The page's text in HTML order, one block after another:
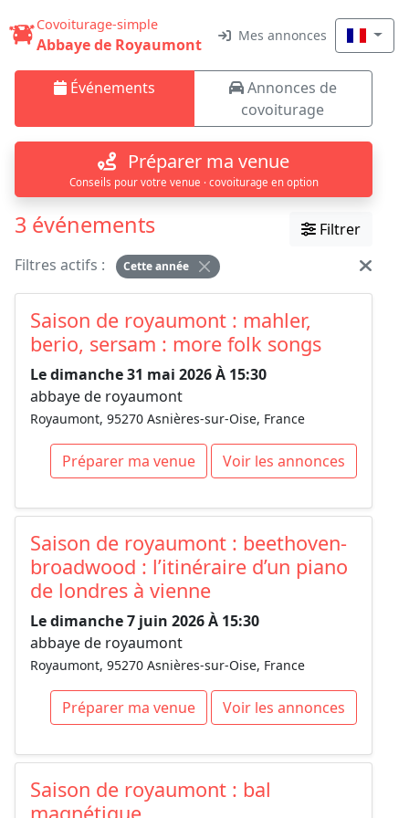
Covoiturage-simple
Abbaye de Royaumont Mes annonces
Événements
Annonces de
covoiturage
Préparer ma venue
Conseils pour votre venue · covoiturage en option
3 événements
Filtrer
Filtres actifs :
Cette année
Saison de royaumont : mahler,
berio, sersam : more folk songs
Le dimanche 31 mai 2026 À 15:30
abbaye de royaumont
Royaumont, 95270 Asnières-sur-Oise, France
Préparer ma venue Voir les annonces
Saison de royaumont : beethoven-
broadwood : l’itinéraire d’un piano
de londres à vienne
Le dimanche 7 juin 2026 À 15:30
abbaye de royaumont
Royaumont, 95270 Asnières-sur-Oise, France
Préparer ma venue Voir les annonces
Saison de royaumont : bal